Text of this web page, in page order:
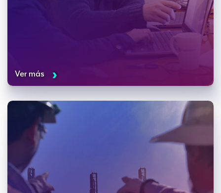
Ver más